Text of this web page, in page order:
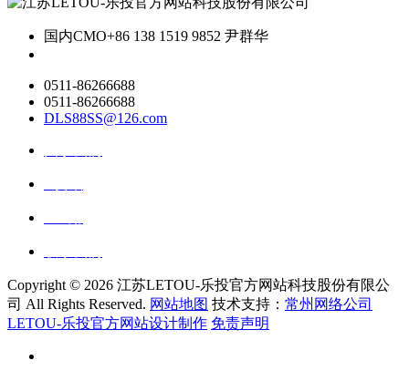
国内CMO+86 138 1519 9852 尹群华
0511-86266688
0511-86266688
DLS88SS@126.com
Copyright © 2026 江苏LETOU-乐投官方网站科技股份有限公
司 All Rights Reserved. 网站地图 技术支持： 常州网络公司
LETOU-乐投官方网站设计制作 免责声明